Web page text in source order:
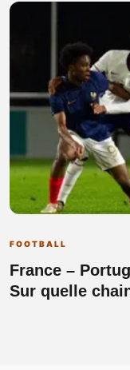
FOOTBALL
France –
Sur quelle